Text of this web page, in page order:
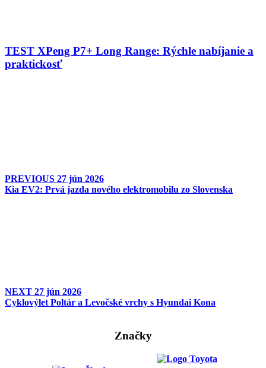
TEST XPeng P7+ Long Range: Rýchle nabíjanie a
praktickosť
PREVIOUS 27 jún 2026
Kia EV2: Prvá jazda nového elektromobilu zo Slovenska
NEXT 27 jún 2026
Cyklovýlet Poltár a Levočské vrchy s Hyundai Kona
Značky